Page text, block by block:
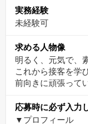
実務経験
未経験可
求める人物像
明るく、元気で、
これから接客を学
前向きに頑張って
応募時に必ず入力
▼プロフィール